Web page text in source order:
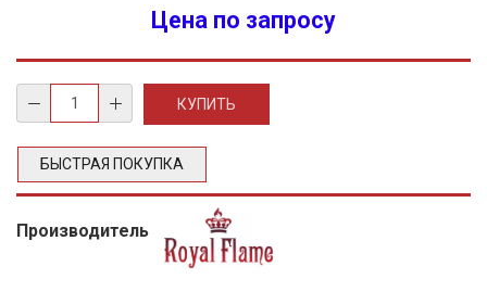
Цена по запросу
БЫСТРАЯ ПОКУПКА
Производитель